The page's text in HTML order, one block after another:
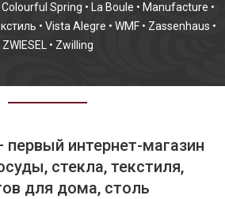
Colourful Spring • La Boule • Manufacture •
• Vista Alegre • WMF • Zassenhaus •
ZWIESEL • Zwilling
первый интернет-магазин
стекла, текстиля,
для дома, столь